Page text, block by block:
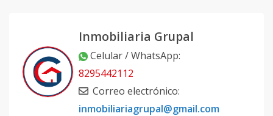
Inmobiliaria Grupal
Celular / WhatsApp:
8295442112
Correo electrónico:
inmobiliariagrupal@gmail.com